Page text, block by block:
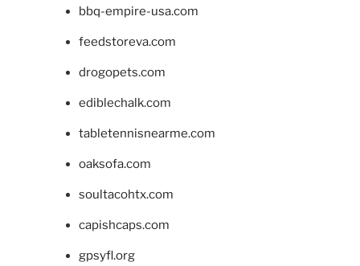
bbq-empire-usa.com
feedstoreva.com
drogopets.com
ediblechalk.com
tabletennisnearme.com
oaksofa.com
soultacohtx.com
capishcaps.com
gpsyfl.org